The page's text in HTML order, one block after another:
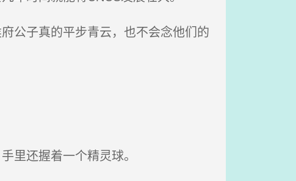
公子真的平步青云，也不会念他们的
里还握着一个精灵球。